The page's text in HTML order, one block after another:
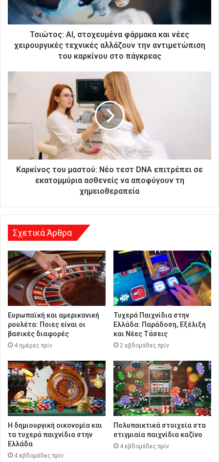
κ
τ
σ
δ
η
Τσιώτος: AI, στοχευμένα φάρμακα και νέες
χειρουργικές τεχνικές αλλάζουν την αντιμετώπιση
του καρκίνου στο πάγκρεας
Καρκίνος του μαστού: Νέο τεστ DNA επιτρέπει σε
εκατομμύρια ασθενείς να αποφύγουν τη
χημειοθεραπεία
Σχετικά Άρθρα
Ευρωπαϊκή και αμερικανική
ρουλέτα: Ποιες είναι οι
βασικές διαφορές
4 ημέρες πρίν
Τυχερά Παιχνίδια στην
Ελλάδα: Παράδοση, Εξέλιξη
και Νέες Τάσεις
2 εβδομάδες πρίν
Η δημιουργική οικονομία και
τα τυχερά παιχνίδια στην
Ελλάδα
4 εβδομάδες πρίν
Πολυπαικτικά στοιχεία στα
στιγμιαία παιχνίδια καζίνο
4 εβδομάδες πρίν